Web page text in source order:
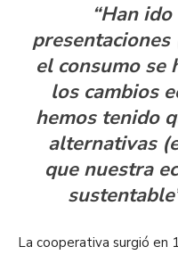
“Han
presentaciones
el consumo se
los cambios
hemos tenido
alternativas
que nuestra
La cooperativa surgió en